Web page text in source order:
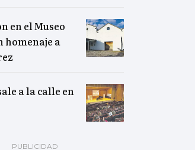
en el Museo
homenaje a
a la calle en